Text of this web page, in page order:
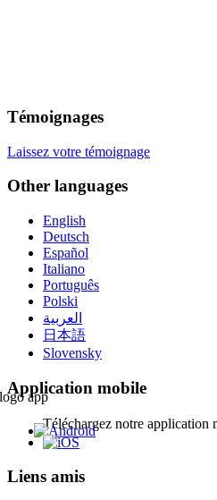
Témoignages
Laissez votre témoignage
Other languages
English
Deutsch
Español
Italiano
Português
Polski
العربية
日本語
Slovensky
Application mobile
Téléchargez notre application
Liens amis